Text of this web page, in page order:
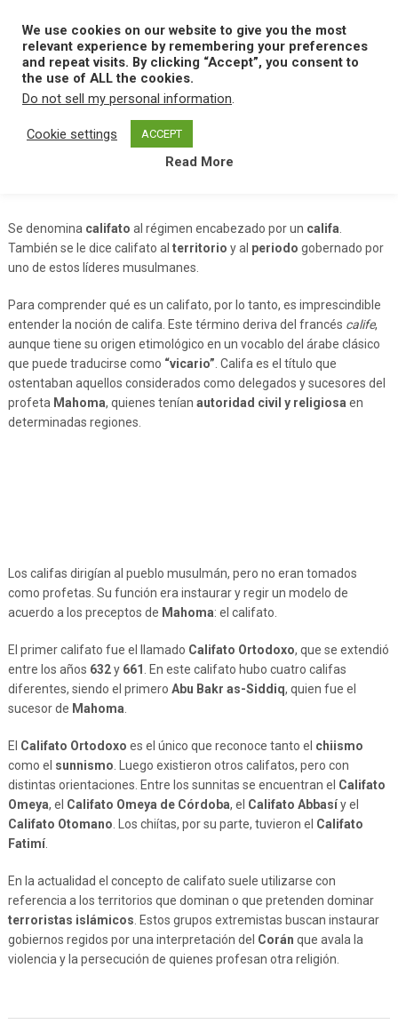
content
MENU
Home C Califato
Se denomina califato al régimen encabezado por un califa
También se le dice califato al territorio y al periodo gobernado por
uno de estos líderes musulmanes.
Para comprender qué es un califato, por lo tanto, es imprescindible
entender la noción de califa. Este término deriva del francés calife,
aunque tiene su origen etimológico en un vocablo del árabe clásico
que puede traducirse como “vicario” . Califa es el título que
ostentaban aquellos considerados como delegados y sucesores del
profeta Mahoma, quienes tenían autoridad civil y religiosa en
determinadas regiones.
Los califas dirigían al pueblo musulmán, pero no eran tomados
como profetas. Su función era instaurar y regir un modelo de
acuerdo a los preceptos de Mahoma: el califato.
El primer califato fue el llamado Califato Ortodoxo, que se extendió
entre los años 632y 661
. En este califato hubo cuatro califas
diferentes, siendo el primero Abu Bakr as-Siddiq, quien fue el
sucesor de Mahoma
El Califato Ortodoxo es el único que reconoce tanto el chiismo
como el sunnismo . Luego existieron otros califatos, pero con
distintas orientaciones. Entre los sunnitas se encuentran el Califato
Omeya, el Califato Omeya de Córdoba, el Califato Abbasíy el
Califato Otomano . Los chiítas, por su parte, tuvieron el Califato
Fatimí.
En la actualidad el concepto de califato suele utilizarse con
referencia a los territorios que dominan o que pretenden dominar
terroristas islámicos . Estos grupos extremistas buscan instaurar
gobiernos regidos por una interpretación del Corán que avala la
violencia y la persecución de quienes profesan otra religión.
We use cookies on our website to give you the most
relevant experience by remembering your preferences
and repeat visits. By clicking “Accept”, you consent to
the use of ALL the cookies.
Do not sell my personal information.
Cookie settings ACCEPT
Read More